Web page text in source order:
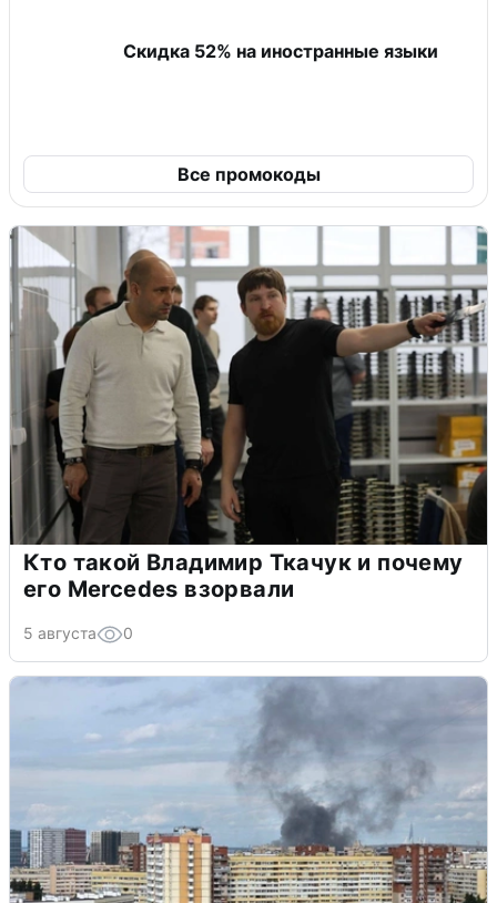
Скидка 52% на иностранные языки
Все промокоды
Кто такой Владимир Ткачук и почему
его Mercedes взорвали
5 августа 0